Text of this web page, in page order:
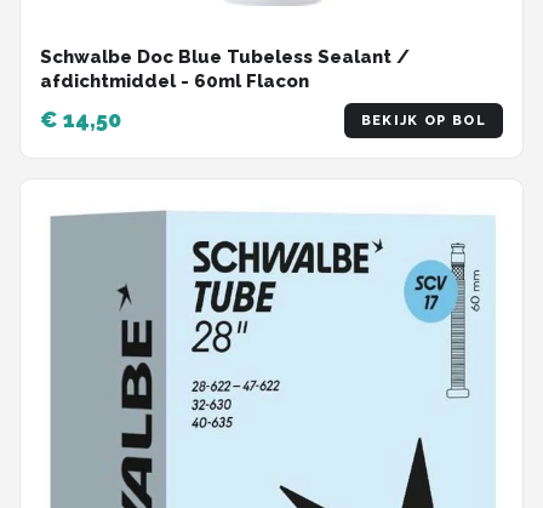
Schwalbe Doc Blue Tubeless Sealant /
afdichtmiddel - 60ml Flacon
€ 14,50 BEKIJK OP BOL